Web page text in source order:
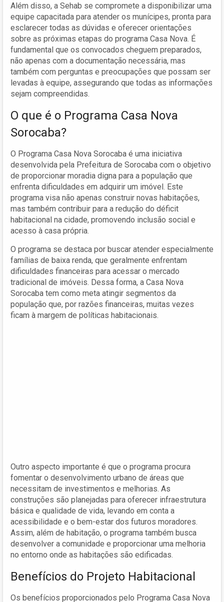
Além disso, a Sehab se compromete a disponibilizar uma
equipe capacitada para atender os munícipes, pronta para
esclarecer todas as dúvidas e oferecer orientações
sobre as próximas etapas do programa Casa Nova. É
fundamental que os convocados cheguem preparados,
não apenas com a documentação necessária, mas
também com perguntas e preocupações que possam ser
levadas à equipe, assegurando que todas as informações
sejam compreendidas.
O que é o Programa Casa Nova
Sorocaba?
O Programa Casa Nova Sorocaba é uma iniciativa
desenvolvida pela Prefeitura de Sorocaba com o objetivo
de proporcionar moradia digna para a população que
enfrenta dificuldades em adquirir um imóvel. Este
programa visa não apenas construir novas habitações,
mas também contribuir para a redução do déficit
habitacional na cidade, promovendo inclusão social e
acesso à casa própria.
O programa se destaca por buscar atender especialmente
famílias de baixa renda, que geralmente enfrentam
dificuldades financeiras para acessar o mercado
tradicional de imóveis. Dessa forma, a Casa Nova
Sorocaba tem como meta atingir segmentos da
população que, por razões financeiras, muitas vezes
ficam à margem de políticas habitacionais.
Outro aspecto importante é que o programa procura
fomentar o desenvolvimento urbano de áreas que
necessitam de investimentos e melhorias. As
construções são planejadas para oferecer infraestrutura
básica e qualidade de vida, levando em conta a
acessibilidade e o bem-estar dos futuros moradores.
Assim, além de habitação, o programa também busca
desenvolver a comunidade e proporcionar uma melhoria
no entorno onde as habitações são edificadas.
Benefícios do Projeto Habitacional
Os benefícios proporcionados pelo Programa Casa Nova